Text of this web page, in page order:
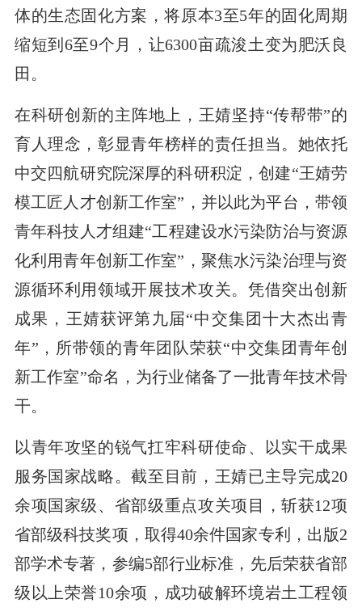
体的生态固化方案，将原本3至5年的固化周期
缩短到6至9个月，让6300亩疏浚土变为肥沃良
田。
在科研创新的主阵地上，王婧坚持“传帮带”的
育人理念，彰显青年榜样的责任担当。她依托
中交四航研究院深厚的科研积淀，创建“王婧劳
模工匠人才创新工作室”，并以此为平台，带领
青年科技人才组建“工程建设水污染防治与资源
化利用青年创新工作室”，聚焦水污染治理与资
源循环利用领域开展技术攻关。凭借突出创新
成果，王婧获评第九届“中交集团十大杰出青
年”，所带领的青年团队荣获“中交集团青年创
新工作室”命名，为行业储备了一批青年技术骨
干。
以青年攻坚的锐气扛牢科研使命、以实干成果
服务国家战略。截至目前，王婧已主导完成20
余项国家级、省部级重点攻关项目，斩获12项
省部级科技奖项，取得40余件国家专利，出版2
部学术专著，参编5部行业标准，先后荣获省部
级以上荣誉10余项，成功破解环境岩土工程领